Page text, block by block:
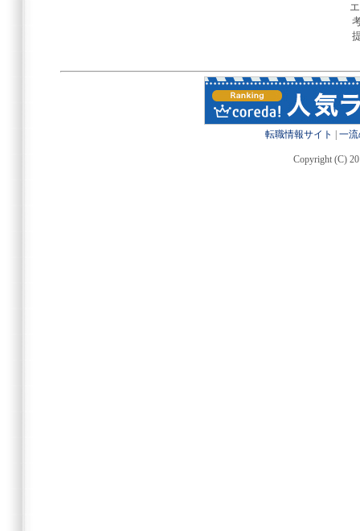
転職情報サイト 一
Copyright (C)